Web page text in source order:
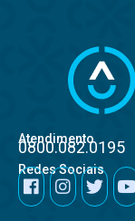
Atendimento
0800.082.0195
Redes Sociais